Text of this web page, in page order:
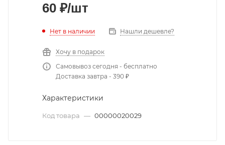
60 ₽/шт
Нет в наличии Нашли дешевле?
Хочу в подарок
Самовывоз сегодня - бесплатно
Доставка завтра - 390 ₽
Характеристики
Код товара — 00000020029